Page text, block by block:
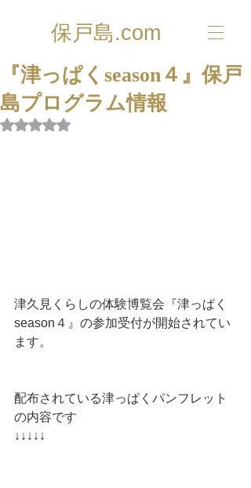
保戸島.com
『津っぱくseason４』保戸
島プログラム情報
5つ星のうちNaNと評価されています。
津久見くらしの体験博覧会『津っぱく
season４』の参加受付が開始されてい
ます。
配布されている津っぱくパンフレット
の内容です
↓↓↓↓↓